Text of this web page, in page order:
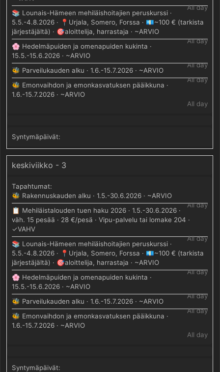
All day
📚 Lounais-Hämeen mehiläishoitajien peruskurssi ·
5.5.-4.8.2026 · 📍Urjala, Somero, Forssa · 💶~100 € (tarkista
järjestäjältä) · 🎯aloittelija, harrastaja · ~ARVIO
All day
🌸 Hedelmäpuiden ja omenapuiden kukinta ·
15.5.-15.6.2026 · ~ARVIO
All day
🐝 Parveilukauden alku · 1.6.-15.7.2026 · ~ARVIO
All day
🐝 Emonvaihdon ja emonkasvatuksen pääikkuna ·
1.6.-15.7.2026 · ~ARVIO
All day
keskiviikko - 3
🐝 Rakennuskauden alku · 1.5.-30.6.2026 · ~ARVIO
All day
📋 Mehiläistalouden tuen haku 2026 · 1.5.-30.6.2026 ·
väh. 15 pesää · 28 €/pesä · Vipu-palvelu tai lomake 204 ·
✓VAHV
All day
📚 Lounais-Hämeen mehiläishoitajien peruskurssi ·
5.5.-4.8.2026 · 📍Urjala, Somero, Forssa · 💶~100 € (tarkista
järjestäjältä) · 🎯aloittelija, harrastaja · ~ARVIO
All day
🌸 Hedelmäpuiden ja omenapuiden kukinta ·
15.5.-15.6.2026 · ~ARVIO
All day
🐝 Parveilukauden alku · 1.6.-15.7.2026 · ~ARVIO
All day
🐝 Emonvaihdon ja emonkasvatuksen pääikkuna ·
1.6.-15.7.2026 · ~ARVIO
All day